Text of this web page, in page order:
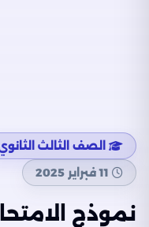
الصف الثالث
11 فبراير 2025
نموذج